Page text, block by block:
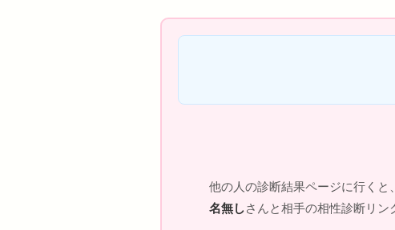
他の人の診断結果ページに行くと、
名無しさんと相手の相性診断リ